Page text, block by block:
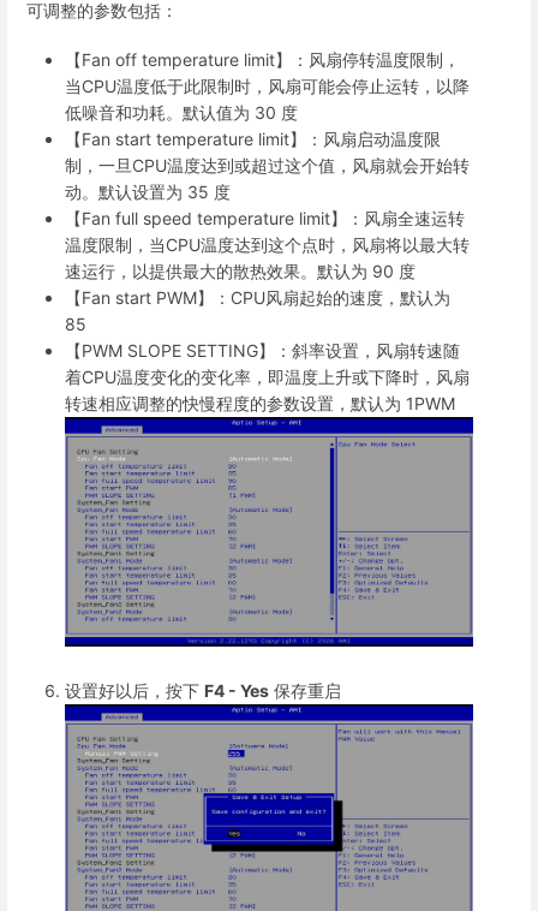
可调整的参数包括：
【Fan off temperature limit】：风扇停转温度限制，
当CPU温度低于此限制时，风扇可能会停止运转，以降
低噪音和功耗。默认值为 30 度
【Fan start temperature limit】：风扇启动温度限
制，一旦CPU温度达到或超过这个值，风扇就会开始转
动。默认设置为 35 度
【Fan full speed temperature limit】：风扇全速运转
温度限制，当CPU温度达到这个点时，风扇将以最大转
速运行，以提供最大的散热效果。默认为 90 度
【Fan start PWM】：CPU风扇起始的速度，默认为
85
【PWM SLOPE SETTING】：斜率设置，风扇转速随
着CPU温度变化的变化率，即温度上升或下降时，风扇
转速相应调整的快慢程度的参数设置，默认为 1PWM
设置好以后，按下 F4 - Yes 保存重启